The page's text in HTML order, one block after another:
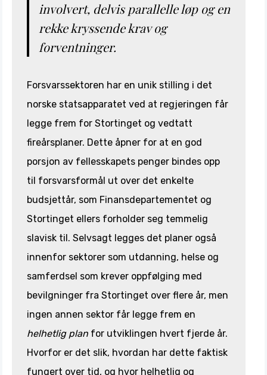
involvert, delvis parallelle løp og en
rekke kryssende krav og
forventninger.
Forsvarssektoren har en unik stilling i det
norske statsapparatet ved at regjeringen får
legge frem for Stortinget og vedtatt
fireårsplaner. Dette åpner for at en god
porsjon av fellesskapets penger bindes opp
til forsvarsformål ut over det enkelte
budsjettår, som Finansdepartementet og
Stortinget ellers forholder seg temmelig
slavisk til. Selvsagt legges det planer også
innenfor sektorer som utdanning, helse og
samferdsel som krever oppfølging med
bevilgninger fra Stortinget over flere år, men
ingen annen sektor får legge frem en
helhetlig plan for utviklingen hvert fjerde år.
Hvorfor er det slik, hvordan har dette faktisk
fungert over tid, og hvor helhetlig og